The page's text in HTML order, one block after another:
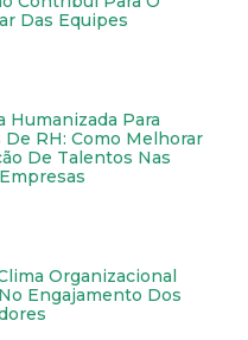
Das Equipes
Humanizada Para
RH: Como Melhorar
De Talentos Nas
Organizacional
Engajamento Dos